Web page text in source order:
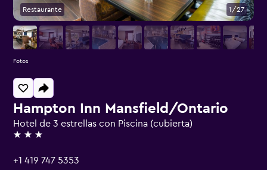
Hampton Inn Mansfield/Ontario
Hotel de 3 estrellas con Piscina (cubierta)
3 estrellas
+1 419 747 5353
Restaurante 1/27
Fotos